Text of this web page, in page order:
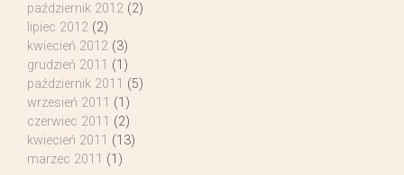
październik 2012 (2)
lipiec 2012 (2)
kwiecień 2012 (3)
grudzień 2011 (1)
październik 2011 (5)
wrzesień 2011 (1)
czerwiec 2011 (2)
kwiecień 2011 (13)
marzec 2011 (1)